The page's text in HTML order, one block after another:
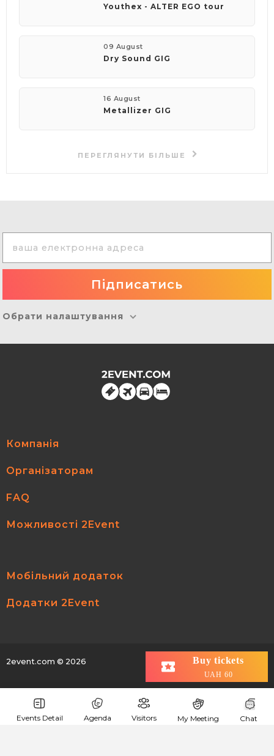
Youthex - ALTER EGO tour
09 August
Dry Sound GIG
16 August
Metallizer GIG
ПЕРЕГЛЯНУТИ БІЛЬШЕ
Обрати налаштування
Компанія
Організаторам
FAQ
Можливості 2Event
Мобільний додаток
Додатки 2Event
2event.com © 2026 All rights reserved.
Buy tickets
UAH 60
Events Detail Agenda Visitors My Meeting Chat